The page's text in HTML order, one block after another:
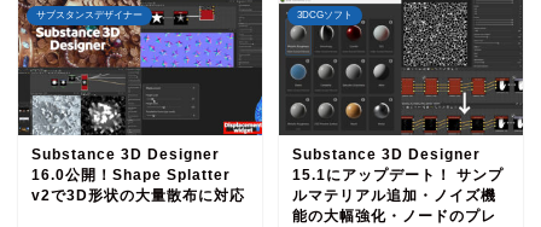
サブスタンスデザイナー
Substance 3D Designer
16.0公開！Shape Splatter
v2で3D形状の大量散布に対応
3DCGソフト
Substance 3D Designer
15.1にアップデート！ サンプ
ルマテリアル追加・ノイズ機
能の大幅強化・ノードのプレ